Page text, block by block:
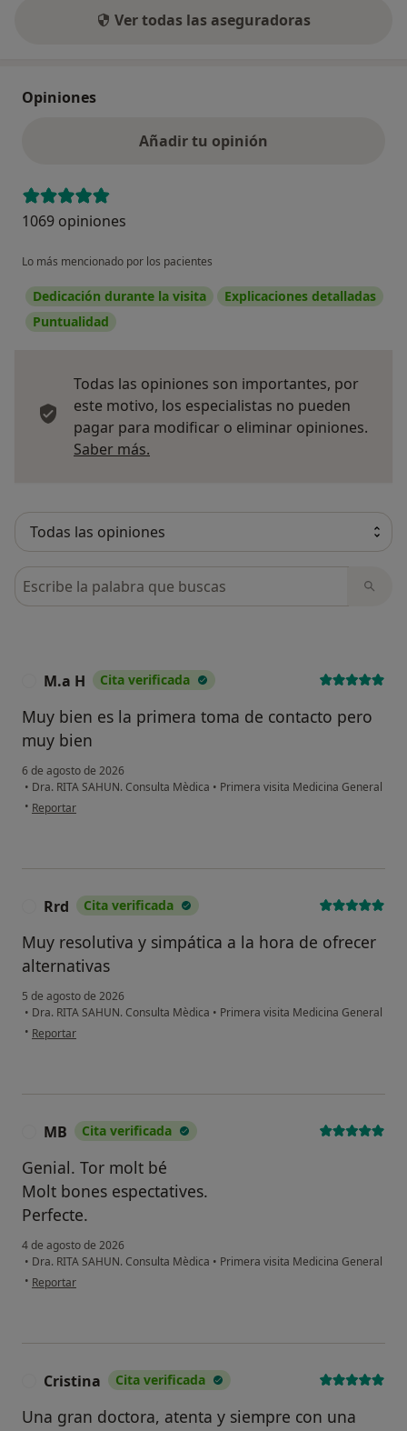
Ver todas las aseguradoras
Opiniones
Añadir tu opinión
1069 opiniones
Lo más mencionado por los pacientes
Dedicación durante la visita
Explicaciones detalladas
Puntualidad
Todas las opiniones son importantes, por
este motivo, los especialistas no pueden
pagar para modificar o eliminar opiniones.
Saber más.
Busca en opiniones
M.a H Cita verificada
Muy bien es la primera toma de contacto pero
muy bien
6 de agosto de 2026
• Dra. RITA SAHUN. Consulta Mèdica • Primera visita Medicina General
• en opinión del usuario M.a H
Reportar
Rrd Cita verificada
Muy resolutiva y simpática a la hora de ofrecer
alternativas
5 de agosto de 2026
• Dra. RITA SAHUN. Consulta Mèdica • Primera visita Medicina General
• en opinión del usuario Rrd
Reportar
MB Cita verificada
Genial. Tor molt bé
Molt bones espectatives.
Perfecte.
4 de agosto de 2026
• Dra. RITA SAHUN. Consulta Mèdica • Primera visita Medicina General
• en opinión del usuario MB
Reportar
Cristina Cita verificada
Una gran doctora, atenta y siempre con una